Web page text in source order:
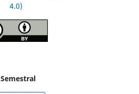
4.0)